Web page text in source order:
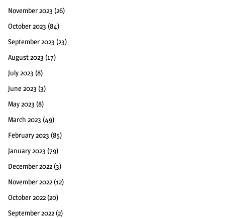
November 2023 (26)
October 2023 (84)
September 2023 (23)
August 2023 (17)
July 2023 (8)
June 2023 (3)
May 2023 (8)
March 2023 (49)
February 2023 (85)
January 2023 (79)
December 2022 (3)
November 2022 (12)
October 2022 (20)
September 2022 (2)